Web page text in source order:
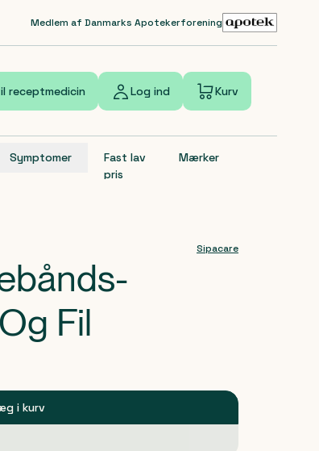
Medlem af Danmarks Apotekerforening
receptmedicin Log ind Kurv
Symptomer
Fast lav
pris
Mærker
Sipacare
Fil
i kurv